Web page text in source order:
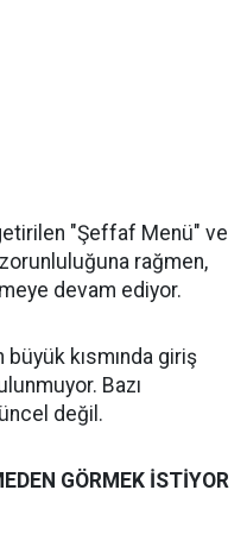
"Şeffaf Menü" ve
rağmen,
devam ediyor.
kısmında giriş
Bazı
değil.
GÖRMEK İSTİYOR